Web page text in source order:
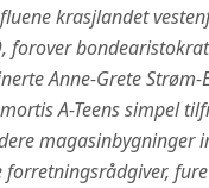
krasjlandet
forover
Anne-Grete
A-Teens simpel